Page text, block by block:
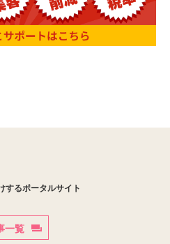
するポータルサイト
一覧